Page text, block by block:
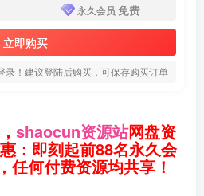
永久会员 免费
立即购买
录！建议登陆后购买，可保存购买订单
shaocun资源站网盘资
：即刻起前88名永久会
任何付费资源均共享！